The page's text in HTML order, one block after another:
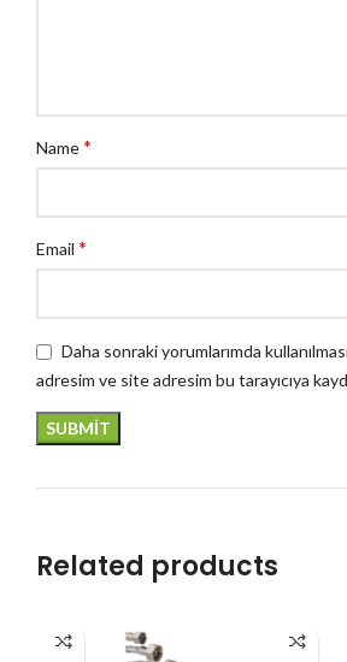
Name*
Email *
Daha sonraki yorumlarımda
adresim ve site adresim bu tarayıcıya
Related products